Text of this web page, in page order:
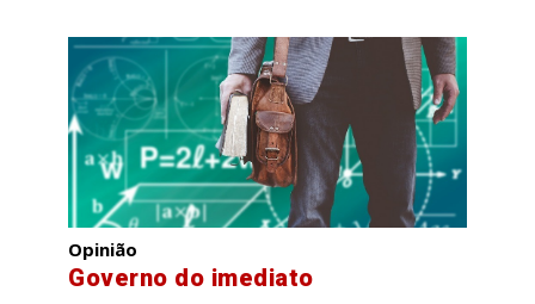
Opinião
Governo do imediato